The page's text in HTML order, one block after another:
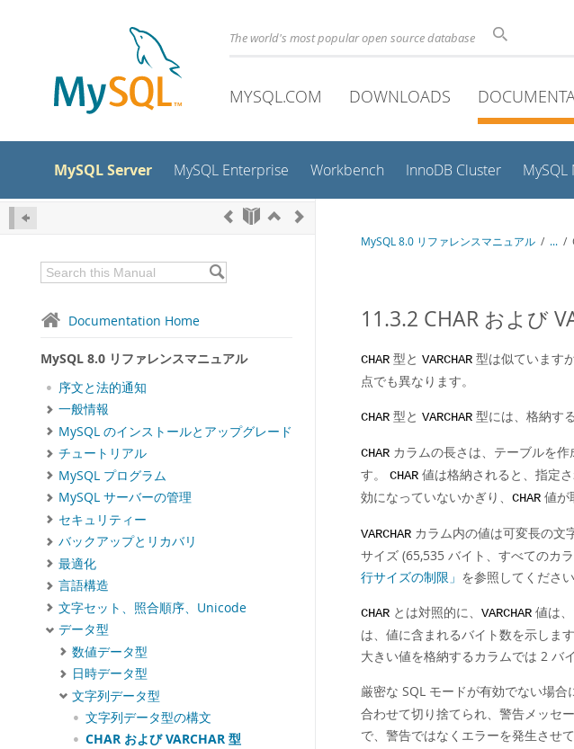
The world's most popular open source database
MYSQL.COM DOWNLOADS
MySQL Server MySQL Enterprise Workbench InnoDB Cluster MySQL
Documentation Home
MySQL 8.0 リファレンスマニュアル
序文と法的通知
一般情報
MySQL のインストールとアップグレード
チュートリアル
MySQL プログラム
MySQL サーバーの管理
セキュリティー
バックアップとリカバリ
最適化
言語構造
文字セット、照合順序、Unicode
データ型
数値データ型
日時データ型
文字列データ型
文字列データ型の構文
CHAR および VARCHAR 型
MySQL 8.0 リファレンスマニュアル / ... /
11.3.2 CHAR および
CHAR 型と VARCHAR 型は似ています
点でも異なります。
CHAR 型と VARCHAR 型には、格納す
CHAR カラムの長さは、テーブルを
す。
CHAR 値は格納されると、指定
効になっていないかぎり、
CHAR 値が
VARCHAR カラム内の値は可変長の文
サイズ (65,535 バイト、すべてのカ
行サイズの制限」 を参照してください
CHAR とは対照的に、 VARCHAR 値は
は、値に含まれるバイト数を示しま
大きい値を格納するカラムでは 2 バ
厳密な SQL モードが有効でない場合
合わせて切り捨てられ、警告メッセ
で、警告ではなくエラーを発生させ